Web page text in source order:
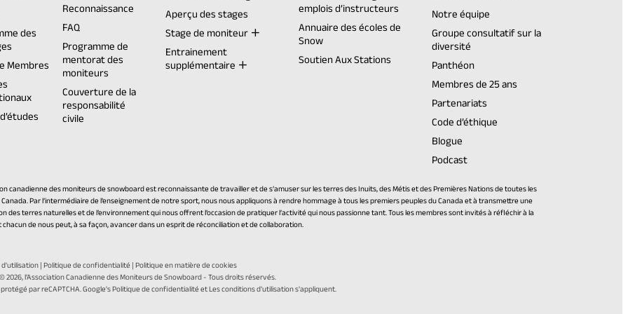
des
Membres
Reconnaissance
FAQ
Programme de
mentorat des
moniteurs
Couverture de la
responsabilité
civile
Aperçu des stages
Stage de moniteur
Entrainement
supplémentaire
emplois d’instructeurs
Annuaire des écoles de
Snow
Soutien Aux Stations
Notre équipe
Groupe consultatif sur la
diversité
Panthéon
Membres de 25 ans
Partenariats
Code d’éthique
Blogue
Podcast
canadienne des moniteurs de snowboard est reconnaissante de travailler et de s’amuser sur les terres des Inuits, des Métis et des Premières Nations de toutes les
Par l’intermédiaire de l’enseignement de notre sport, nous nous appliquons à rendre hommage à tous les premiers peuples du Canada et à transmettre une
des terres naturelles et de l’environnement qui nous offrent l’occasion de pratiquer l’activité qui nous passionne tant. Tous les membres sont invités à réfléchir à la
de nous peut, à sa façon, avancer dans un esprit de réconciliation et de collaboration.
d'utilisation | Politique de confidentialité | Politique en matière de cookies
2026,l’Association Canadienne des Moniteurs de Snowboard - Tous droits réservés.
par reCAPTCHA. Google'sPolitique de confidentialité (opens
et Lesconditions d'utilisation(opens
s'appliquent.